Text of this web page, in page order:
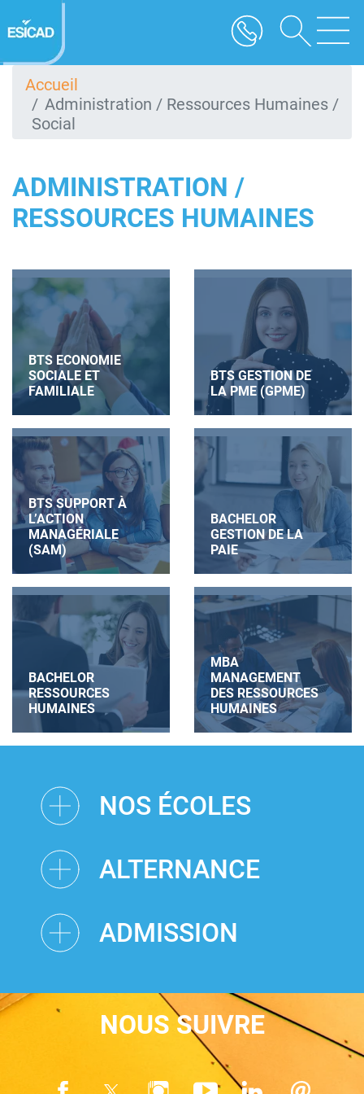
au
contenu
Accueil
Administration / Ressources Humaines /
Social
ADMINISTRATION /
RESSOURCES HUMAINES
BTS ECONOMIE
SOCIALE ET
FAMILIALE
BTS GESTION DE
LA PME (GPME)
BTS SUPPORT À
L’ACTION
MANAGÉRIALE
(SAM)
BACHELOR
GESTION DE LA
PAIE
BACHELOR
RESSOURCES
HUMAINES
MBA
MANAGEMENT
DES RESSOURCES
HUMAINES
NOS ÉCOLES
ALTERNANCE
ADMISSION
NOUS SUIVRE